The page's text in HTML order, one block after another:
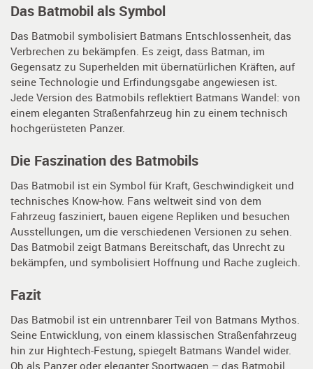
Das Batmobil als Symbol
Das Batmobil symbolisiert Batmans Entschlossenheit, das
Verbrechen zu bekämpfen. Es zeigt, dass Batman, im
Gegensatz zu Superhelden mit übernatürlichen Kräften, auf
seine Technologie und Erfindungsgabe angewiesen ist.
Jede Version des Batmobils reflektiert Batmans Wandel: von
einem eleganten Straßenfahrzeug hin zu einem technisch
hochgerüsteten Panzer.
Die Faszination des Batmobils
Das Batmobil ist ein Symbol für Kraft, Geschwindigkeit und
technisches Know-how. Fans weltweit sind von dem
Fahrzeug fasziniert, bauen eigene Repliken und besuchen
Ausstellungen, um die verschiedenen Versionen zu sehen.
Das Batmobil zeigt Batmans Bereitschaft, das Unrecht zu
bekämpfen, und symbolisiert Hoffnung und Rache zugleich.
Fazit
Das Batmobil ist ein untrennbarer Teil von Batmans Mythos.
Seine Entwicklung, von einem klassischen Straßenfahrzeug
hin zur Hightech-Festung, spiegelt Batmans Wandel wider.
Ob als Panzer oder eleganter Sportwagen – das Batmobil